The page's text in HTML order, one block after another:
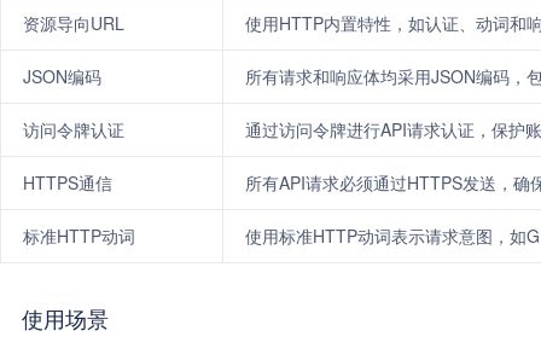
资源导向URL 使用HTTP内置特性，如认证、动词和
JSON编码 所有请求和响应体均采用JSON编码，
访问令牌认证 通过访问令牌进行API请求认证，保护
HTTPS通信 所有API请求必须通过HTTPS发送，确
标准HTTP动词 使用标准HTTP动词表示请求意图，如
使用场景